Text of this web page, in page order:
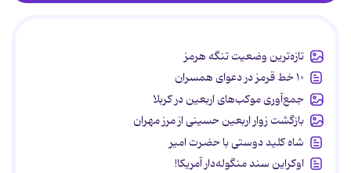
تازه‌ترین وضعیت تنگه هرمز
۱۰ خط قرمز در دعوای همسران
جمع‌آوری موکب‌های اربعین در کربلا
بازگشت زوار اربعین حسینی از مرز مهران
شاه کلید دوستی با حضرت امیر
اوکراین سند منگوله‌دار آمریکا!